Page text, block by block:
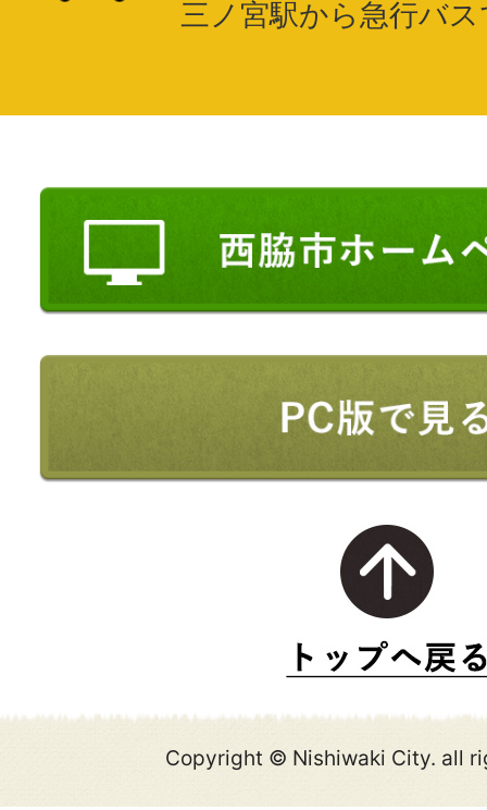
三ノ宮駅から急行バ
Copyright © Nishiwaki City. all